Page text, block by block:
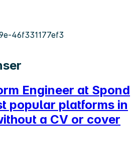
46f331177ef3
Engineer at Spond
popular platforms in
a CV or cover